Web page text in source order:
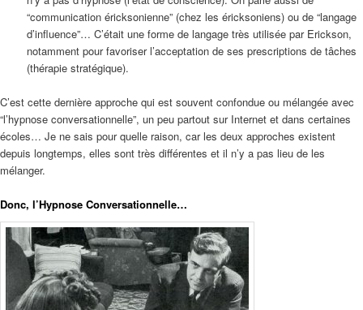
“communication éricksonienne” (chez les éricksoniens) ou de “langage
d’influence”… C’était une forme de langage très utilisée par Erickson,
notamment pour favoriser l’acceptation de ses prescriptions de tâches
(thérapie stratégique).
C’est cette dernière approche qui est souvent confondue ou mélangée avec
“l’hypnose conversationnelle”, un peu partout sur Internet et dans certaines
écoles… Je ne sais pour quelle raison, car les deux approches existent
depuis longtemps, elles sont très différentes et il n’y a pas lieu de les
mélanger.
Donc, l’Hypnose Conversationnelle…